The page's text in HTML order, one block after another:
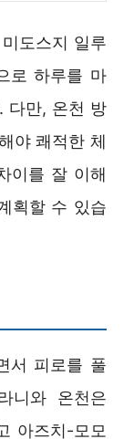
도스지 일루
로 하루를 마
다만, 온천 방
야 쾌적한 체
이를 잘 이해
획할 수 있습
서 피로를 풀
니와 온천은
아즈치-모모